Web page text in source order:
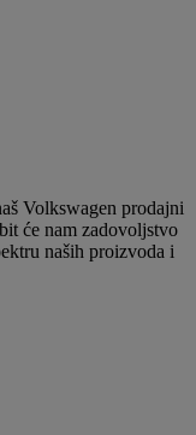
Volkswagen prodajni
će nam zadovoljstvo
naših proizvoda i